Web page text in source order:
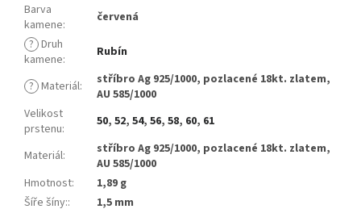
Barva
kamene:
červená
? Druh
kamene: Rubín
? Materiál:
stříbro Ag 925/1000, pozlacené 18kt. zlatem,
AU 585/1000
Velikost
prstenu: 50, 52, 54, 56, 58, 60, 61
Materiál:
stříbro Ag 925/1000, pozlacené 18kt. zlatem,
AU 585/1000
Hmotnost:
1,89 g
Šíře šíny::
1,5 mm